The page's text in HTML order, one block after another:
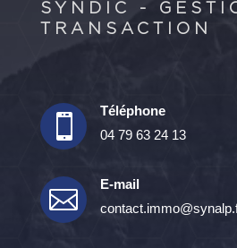
SYNDIC -
TRANSACTION

Téléphone
04 79 63 24 13

E-mail